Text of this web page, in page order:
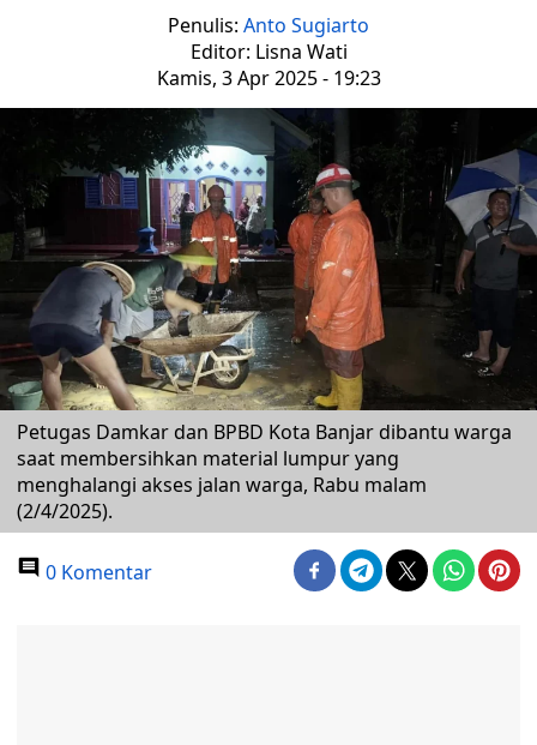
Penulis: Anto Sugiarto
Editor: Lisna Wati
Kamis, 3 Apr 2025 - 19:23
Petugas Damkar dan BPBD Kota Banjar dibantu warga
saat membersihkan material lumpur yang
menghalangi akses jalan warga, Rabu malam
(2/4/2025).
0 Komentar